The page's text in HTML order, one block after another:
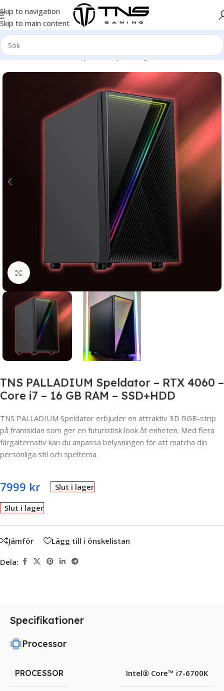
Skip to navigation
Skip to main content
Hem/Stationär dator/Speldator | Gamingdator/Platinum klass
Click to enlarge
TNS PALLADIUM Speldator – RTX 4060 –
Core i7 – 16 GB RAM – SSD+HDD
TNS PALLADIUM Speldator erbjuder en attraktiv 3D RGB-strip
på framsidan som ger en futuristisk look åt enheten. Med flera
färgalternativ kan du anpassa belysningen för att matcha din
personliga stil och speltema.
7999 kr Slut i lager
Slut i lager
Jämför Lägg till i önskelistan
Dela:
Specifikationer
Processor
PROCESSOR Intel® Core™ i7-6700K